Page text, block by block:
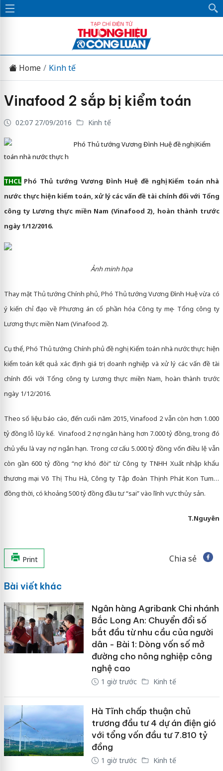
Home Kinh tế
Vinafood 2 sắp bị kiểm toán
02:07 27/09/2016 Kinh tế
Phó Thủ tướng Vương Đình Huệ đề nghị Kiểm
toán nhà nước thực h
THCLPhó Thủ tướng Vương Đình Huệ đề nghị Kiểm toán nhà
nước thực hiện kiểm toán, xử lý các vấn đề tài chính đối với Tổng
công ty Lương thực miền Nam (Vinafood 2), hoàn thành trước
ngày 1/12/2016.
Ảnh minh họa
Thay mặt Thủ tướng Chính phủ, Phó Thủ tướng Vương Đình Huệ vừa có
ý kiến chỉ đạo về Phương án cổ phần hóa Công ty mẹ - Tổng công ty
Lương thực miền Nam (Vinafood 2).
Cụ thể, Phó Thủ tướng Chính phủ đề nghị Kiểm toán nhà nước thực hiện
kiểm toán kết quả xác định giá trị doanh nghiệp và xử lý các vấn đề tài
chính đối với Tổng công ty Lương thực miền Nam, hoàn thành trước
ngày 1/12/2016.
Theo số liệu báo cáo, đến cuối năm 2015, Vinafood 2 vẫn còn hơn 1.000
tỷ đồng lỗ lũy kế. Vinafood 2 nợ ngân hàng hơn 7.000 tỷ đồng, trong đó
chủ yếu là vay nợ ngắn hạn. Trong cơ cấu 5.000 tỷ đồng vốn điều lệ vẫn
còn gần 600 tỷ đồng “nợ khó đòi” từ Công ty TNHH Xuất nhập khẩu
thương mại Võ Thị Thu Hà, Công ty Tập đoàn Thịnh Phát Kon Tum…
đồng thời, có khoảng 500 tỷ đồng đầu tư “sai” vào lĩnh vực thủy sản.
T.Nguyên
Print Chia sẻ
Bài viết khác
Ngân hàng Agribank Chi nhánh
Bắc Long An: Chuyển đổi số
bắt đầu từ nhu cầu của người
dân - Bài 1: Dòng vốn số mở
đường cho nông nghiệp công
nghệ cao
1 giờ trước Kinh tế
Hà Tĩnh chấp thuận chủ
trương đầu tư 4 dự án điện gió
với tổng vốn đầu tư 7.810 tỷ
đồng
1 giờ trước Kinh tế